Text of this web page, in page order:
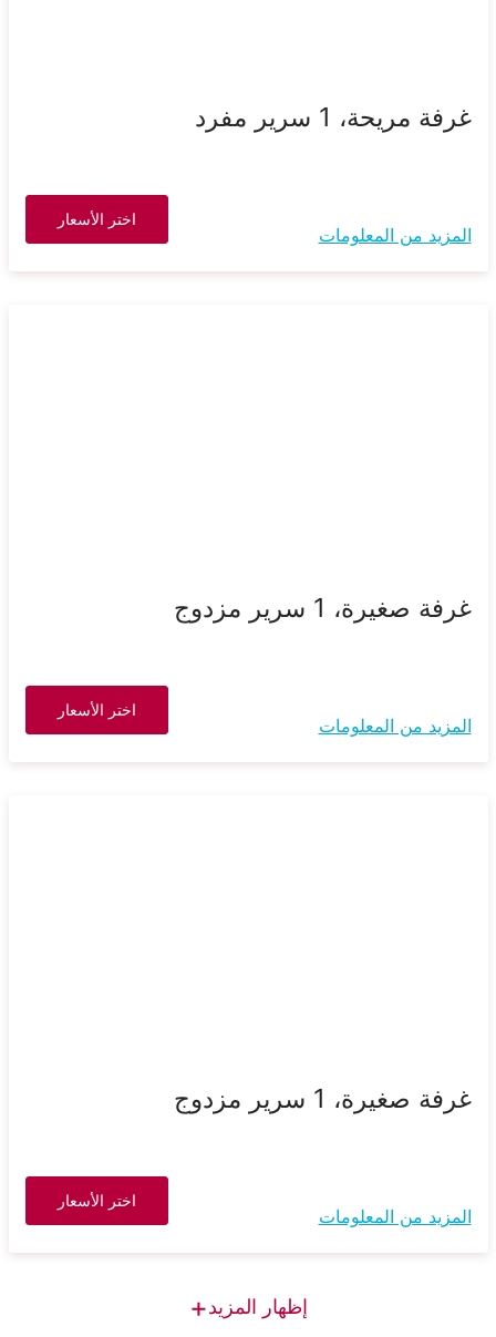
غرفة مريحة، 1 سرير مفرد
المزيد من المعلومات
اختر الأسعار
غرفة صغيرة، 1 سرير مزدوج
المزيد من المعلومات
اختر الأسعار
غرفة صغيرة، 1 سرير مزدوج
المزيد من المعلومات
اختر الأسعار
إظهار المزيد+